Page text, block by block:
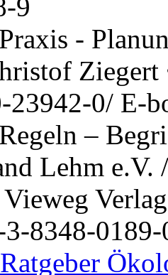
9
-
Ziegert
23942-0/ E-
–
Lehm
8348-0189-